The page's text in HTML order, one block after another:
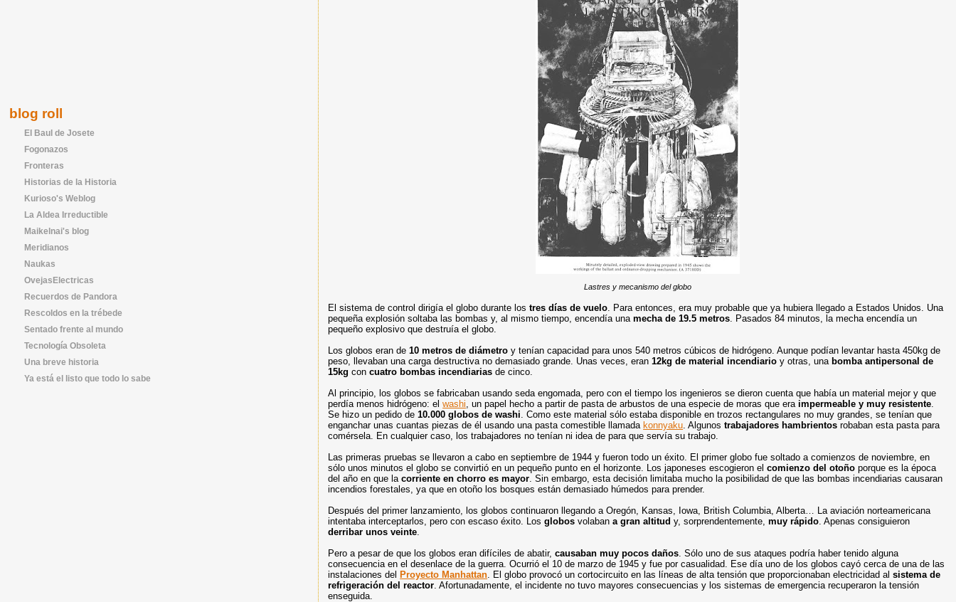
Lastres y mecanismo del globo
El sistema de control dirigía el globo durante lostres días de vuelo. Para entonces, era muy probable que ya hubiera llegado a Estados Unidos. Una
pequeña explosión soltaba las bombas y, al mismo tiempo, encendía unamecha de 19.5 metros. Pasados 84 minutos, la mecha encendía un
pequeño explosivo que destruía el globo.
Los globos eran de10 metros de diámetro y tenían capacidad para unos 540 metros cúbicos de hidrógeno. Aunque podían levantar hasta 450kg de
peso, llevaban una carga destructiva no demasiado grande. Unas veces, eran12kg de material incendiario y otras, una bomba antipersonal de
15kgcon cuatro bombas incendiarias de cinco.
Al principio, los globos se fabricaban usando seda engomada, pero con el tiempo los ingenieros se dieron cuenta que había un material mejor y que
perdía menos hidrógeno: elwashi, un papel hecho a partir de pasta de arbustos de una especie de moras que eraimpermeable y muy resistente.
Se hizo un pedido de10.000 globos de washi. Como este material sólo estaba disponible en trozos rectangulares no muy grandes, se tenían que
enganchar unas cuantas piezas de él usando una pasta comestible llamada konnyaku. Algunos trabajadores hambrientos robaban esta pasta para
comérsela. En cualquier caso, los trabajadores no tenían ni idea de para que servía su trabajo.
Las primeras pruebas se llevaron a cabo en septiembre de 1944 y fueron todo un éxito. El primer globo fue soltado a comienzos de noviembre, en
sólo unos minutos el globo se convirtió en un pequeño punto en el horizonte. Los japoneses escogieron elcomienzo del otoño porque es la época
del año en que lacorriente en chorro es mayor. Sin embargo, esta decisión limitaba mucho la posibilidad de que las bombas incendiarias causaran
incendios forestales, ya que en otoño los bosques están demasiado húmedos para prender.
Después del primer lanzamiento, los globos continuaron llegando a Oregón, Kansas, Iowa, British Columbia, Alberta… La aviación norteamericana
intentaba interceptarlos, pero con escaso éxito. Losglobosvolabana gran altitud y, sorprendentemente,muy rápido. Apenas consiguieron
derribar unos veinte.
Pero a pesar de que los globos eran difíciles de abatir,causaban muy pocos daños. Sólo uno de sus ataques podría haber tenido alguna
consecuencia en el desenlace de la guerra. Ocurrió el 10 de marzo de 1945 y fue por casualidad. Ese día uno de los globos cayó cerca de una de las
instalaciones del Proyecto Manhattan. El globo provocó un cortocircuito en las líneas de alta tensión que proporcionaban electricidad alsistema de
refrigeración del reactor. Afortunadamente, el incidente no tuvo mayores consecuencias y los sistemas de emergencia recuperaron la tensión
enseguida.
blog roll
El Baul de Josete
Fogonazos
Fronteras
Historias de la Historia
Kurioso's Weblog
La Aldea Irreductible
Maikelnai's blog
Meridianos
Naukas
OvejasElectricas
Recuerdos de Pandora
Rescoldos en la trébede
Sentado frente al mundo
Tecnología Obsoleta
Una breve historia
Ya está el listo que todo lo sabe